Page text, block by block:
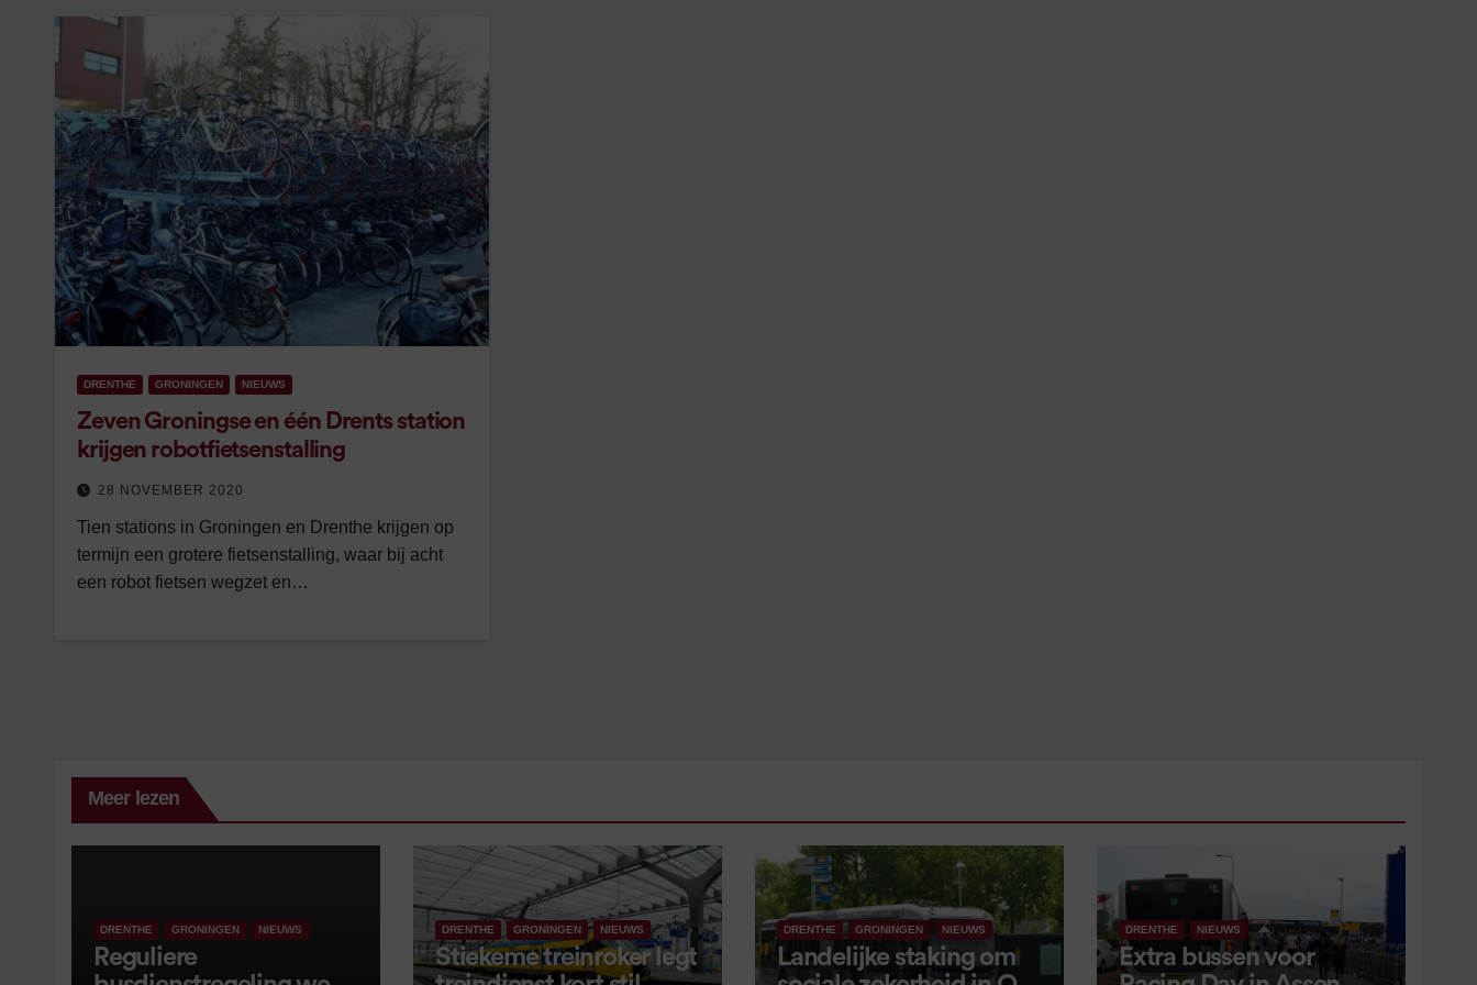
DRENTHE GRONINGEN NIEUWS
Zeven Groningse en één Drents station
krijgen robotfietsenstalling
28 NOVEMBER 2020
Tien stations in Groningen en Drenthe krijgen op
termijn een grotere fietsenstalling, waar bij acht
een robot fietsen wegzet en…
Meer lezen
DRENTHE GRONINGEN NIEUWS
Reguliere
DRENTHE GRONINGEN NIEUWS
Stiekeme treinroker legt
DRENTHE GRONINGEN NIEUWS
Landelijke staking om
DRENTHE NIEUWS
Extra bussen voor